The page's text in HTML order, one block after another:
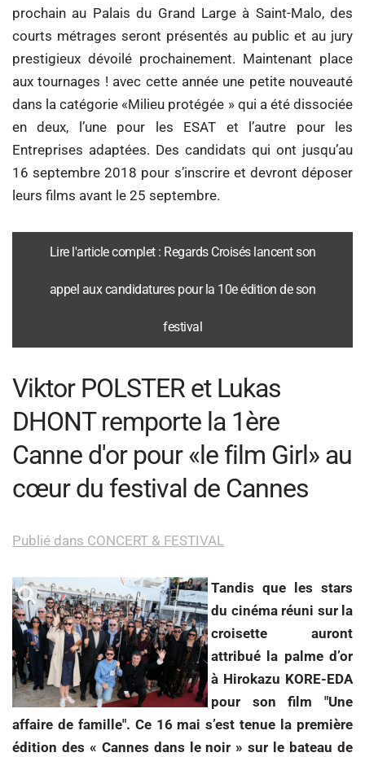
prochain au Palais du Grand Large à Saint-Malo, des
courts métrages seront présentés au public et au jury
prestigieux dévoilé prochainement. Maintenant place
aux tournages ! avec cette année une petite nouveauté
dans la catégorie «Milieu protégée » qui a été dissociée
en deux, l’une pour les ESAT et l’autre pour les
Entreprises adaptées. Des candidats qui ont jusqu’au
16 septembre 2018 pour s’inscrire et devront déposer
leurs films avant le 25 septembre.
Lire l'article complet : Regards Croisés lancent son
appel aux candidatures pour la 10e édition de son
festival
Viktor POLSTER et Lukas
DHONT remporte la 1ère
Canne d'or pour «le film Girl» au
cœur du festival de Cannes
Publié dans CONCERT & FESTIVAL
Tandis que les stars
du cinéma réuni sur la
croisette auront
attribué la palme d’or
à Hirokazu KORE-EDA
pour son film "Une
affaire de famille". Ce 16 mai s’est tenue la première
édition des « Cannes dans le noir » sur le bateau de